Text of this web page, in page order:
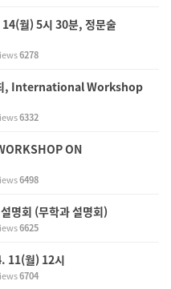
월) 5시 30분, 정문술
6278
최, International Workshop
6332
ON
6498
명회 (무학과 설명회)
6625
11(월) 12시
6704